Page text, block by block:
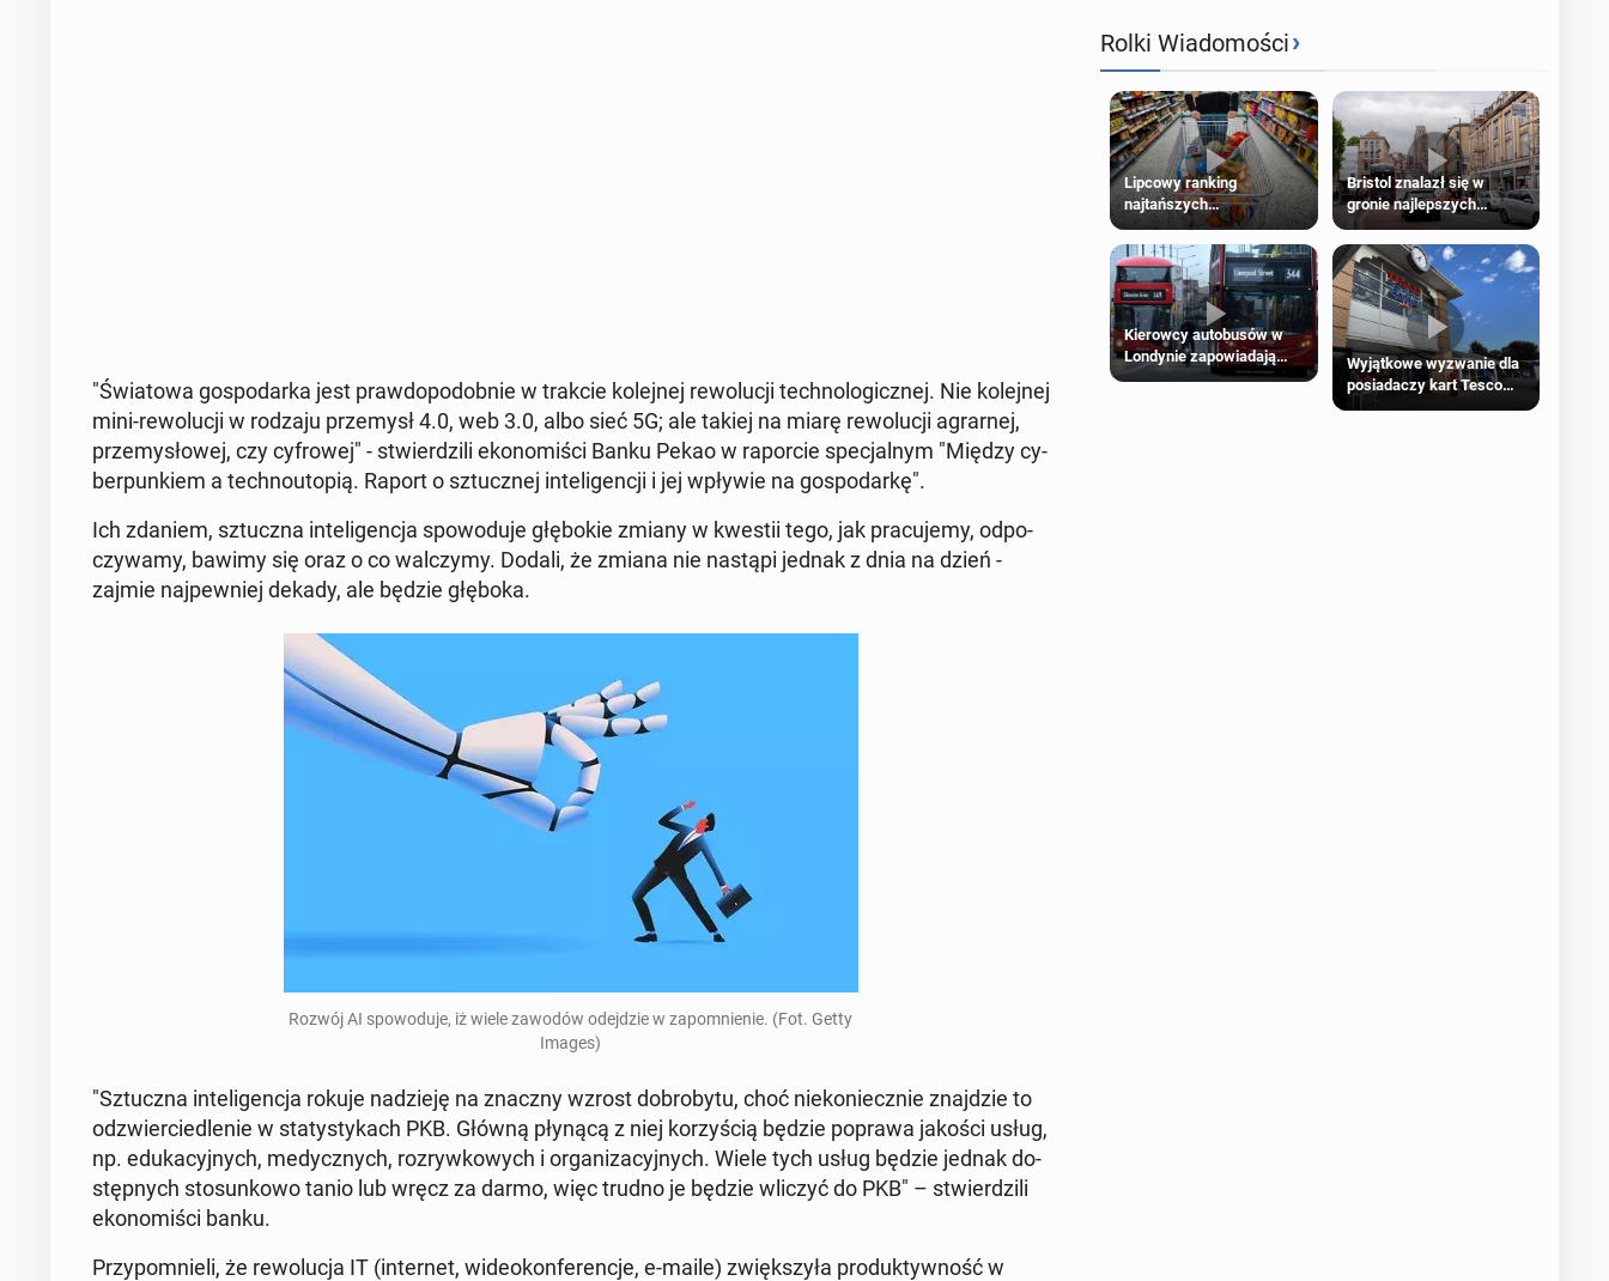
"Świa­to­wa go­spo­dar­ka jest praw­do­po­dob­nie w trakcie ko­lej­nej re­wo­lu­cji tech­no­lo­gicz­nej. Nie ko­lej­nej
mini-re­wo­lu­cji w rodzaju prze­mysł 4.0, web 3.0, albo sieć 5G; ale takiej na miarę re­wo­lu­cji agrar­nej,
prze­my­sło­wej, czy cy­fro­wej" - stwier­dzi­li eko­no­mi­ści Banku Pekao w ra­por­cie spe­cjal­nym "Między cy­
ber­pun­kiem a tech­no­uto­pią. Raport o sztucz­nej in­te­li­gen­cji i jej wpływie na go­spo­dar­kę".
Ich zdaniem, sztucz­na in­te­li­gen­cja spo­wo­du­je głę­bo­kie zmiany w kwestii tego, jak pra­cu­je­my, od­po­
czy­wa­my, bawimy się oraz o co wal­czy­my. Dodali, że zmiana nie nastąpi jednak z dnia na dzień -
zajmie naj­pew­niej dekady, ale będzie głęboka.
Rozwój AI spo­wo­du­je, iż wiele zawodów odej­dzie w za­po­mnie­nie. (Fot. Getty
Images)
"Sztucz­na in­te­li­gen­cja rokuje na­dzie­ję na znaczny wzrost do­bro­by­tu, choć nie­ko­niecz­nie znaj­dzie to
od­zwier­cie­dle­nie w sta­ty­sty­kach PKB. Główną płynącą z niej ko­rzy­ścią będzie poprawa jakości usług,
np. edu­ka­cyj­nych, me­dycz­nych, roz­ryw­ko­wych i or­ga­ni­za­cyj­nych. Wiele tych usług będzie jednak do­
stęp­nych sto­sun­ko­wo tanio lub wręcz za darmo, więc trudno je będzie wliczyć do PKB" – stwier­dzi­li
eko­no­mi­ści banku.
Przy­po­mnie­li, że re­wo­lu­cja IT (in­ter­net, wi­de­okon­fe­ren­cje, e-maile) zwięk­szy­ła pro­duk­tyw­ność w
Rolki Wiadomości›
Lipcowy ranking
najtańszych
supermarketów
Bristol znalazł się w
gronie najlepszych
kierunków podróży na
świecie
Kierowcy autobusów w
Londynie zapowiadają
strajki
Wyjątkowe wyzwanie dla
posiadaczy kart Tesco
Clubcard!